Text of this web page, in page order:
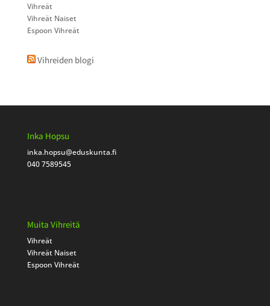
Vihreät
Vihreät Naiset
Espoon Vihreät
Vihreiden blogi
Inka Hopsu
inka.hopsu@eduskunta.fi
040 7589545
Muita Vihreitä
Vihreät
Vihreät Naiset
Espoon Vihreät